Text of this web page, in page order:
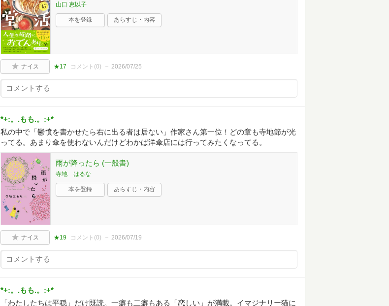
山口 恵以子
本を登録 あらすじ・内容
ナイス ★17 コメント(0) 2026/07/25
*+:。.もも.。:+*
私の中で「鬱憤を書かせたら右に出る者は居ない」作家さん第一位！どの章も寺地節が光
ってる。あまり傘を使わないんだけどわかば洋傘店には行ってみたくなってる。
雨が降ったら (一般書)
寺地 はるな
本を登録 あらすじ・内容
ナイス ★19 コメント(0) 2026/07/19
*+:。.もも.。:+*
「わたしたちは平穏」だけ既読。一癖も二癖もある「恋しい」が満載。イマジナリー猫に